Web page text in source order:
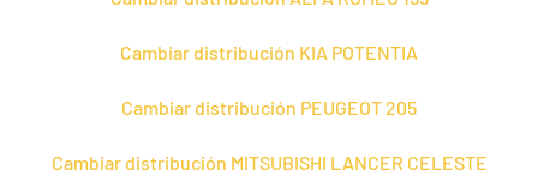
Cambiar distribución KIA POTENTIA
Cambiar distribución PEUGEOT 205
Cambiar distribución MITSUBISHI LANCER CELESTE